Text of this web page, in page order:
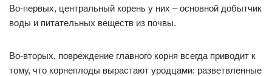
Во-первых, центральный корень у них – основной добытчик
воды и питательных веществ из почвы.
Во-вторых, повреждение главного корня всегда приводит к
тому, что корнеплоды вырастают уродцами: разветвленные